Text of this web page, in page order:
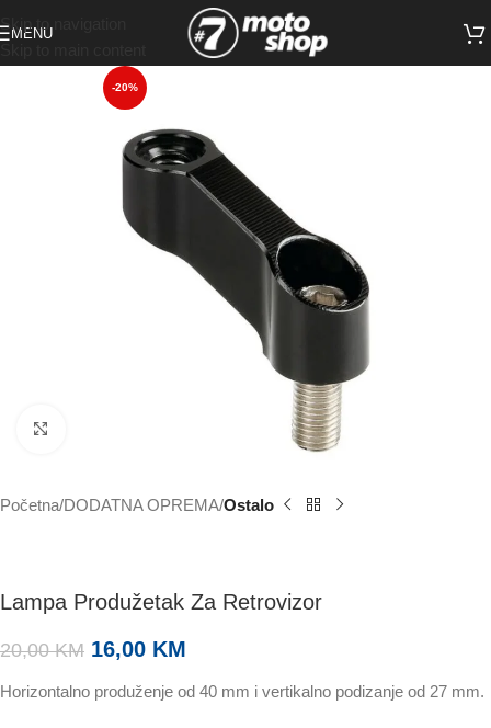
Skip to navigation
MENU
-20%
Početna DODATNA OPREMA Ostalo
Lampa Produžetak Za Retrovizor
20,00KM 16,00 KM
Horizontalno produženje od 40 mm i vertikalno podizanje od 27 mm.